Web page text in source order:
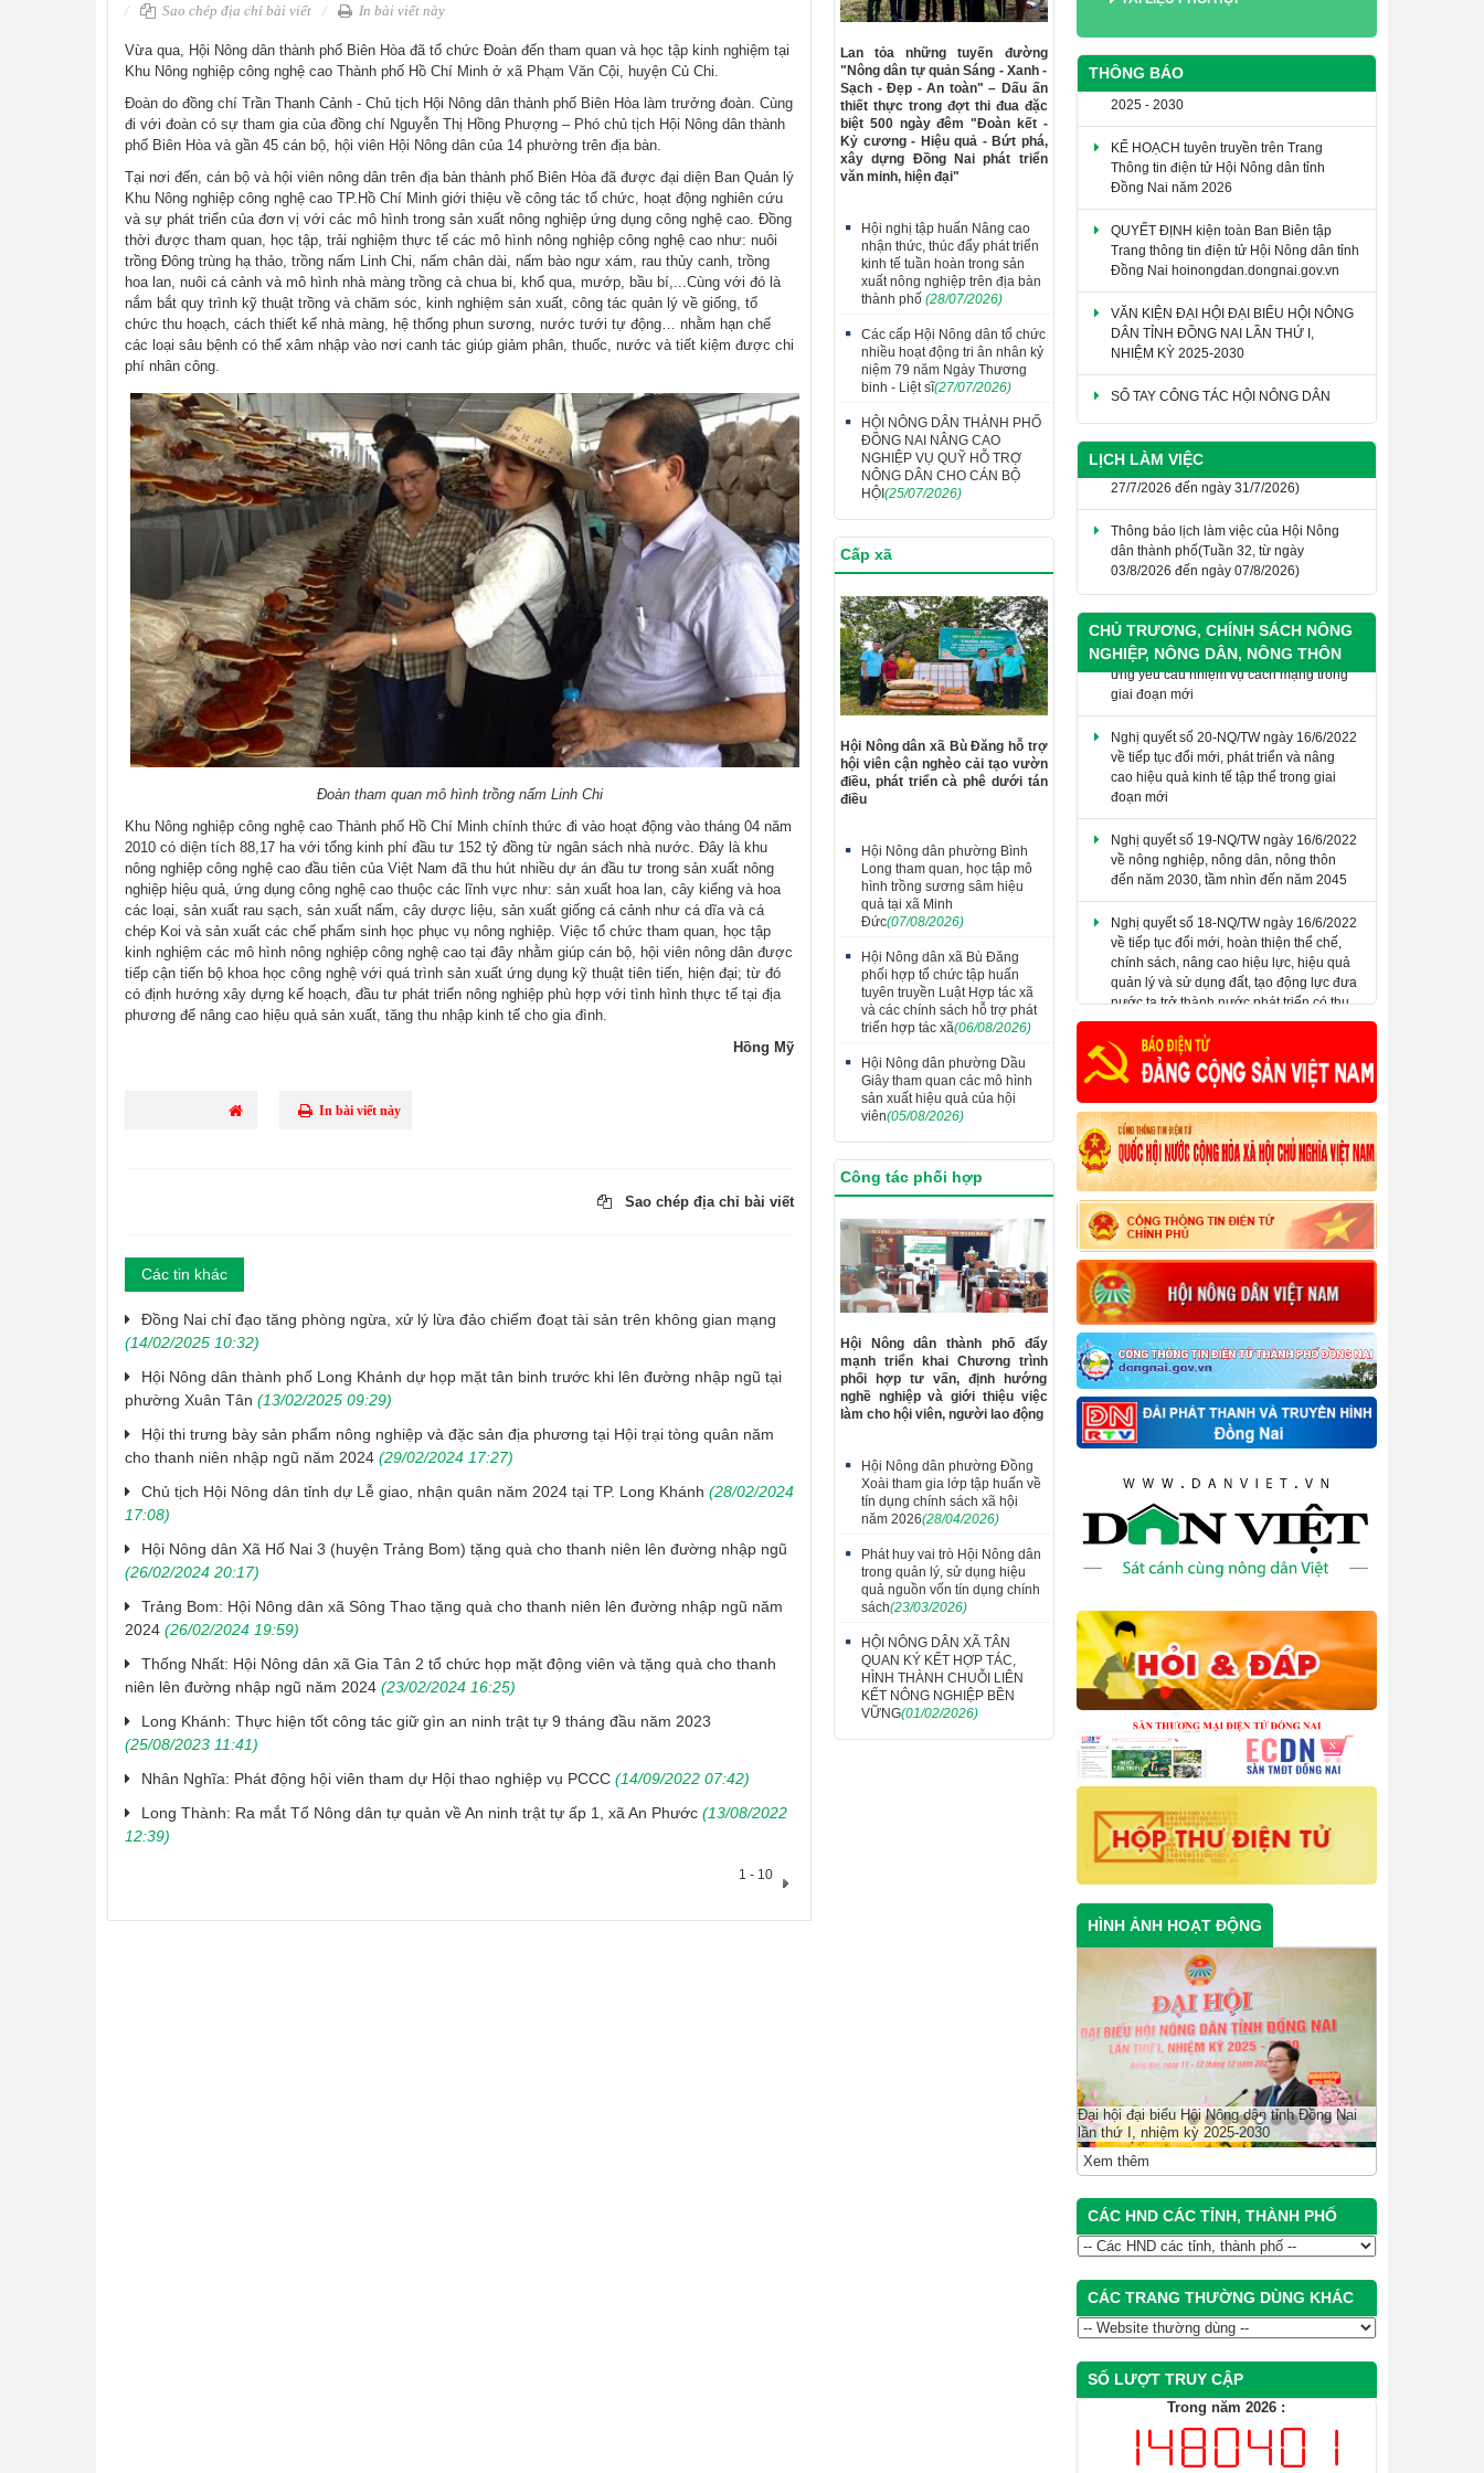
Sao chép địa chỉ bài viết In bài viết này
​Vừa qua, Hội Nông dân thành phố Biên Hòa đã tổ chức Đoàn đến tham quan và học tập kinh nghiệm tại
Khu Nông nghiệp công nghệ cao Thành phố Hồ Chí Minh ở xã Phạm Văn Cội, huyện Củ Chi.
Đoàn do đồng chí Trần Thanh Cảnh - Chủ tịch Hội Nông dân thành phố Biên Hòa làm trưởng đoàn. Cùng
đi với đoàn có sự tham gia của đồng chí Nguyễn Thị Hồng Phượng – Phó chủ tịch Hội Nông dân thành
phố Biên Hòa và gần 45 cán bộ, hội viên Hội Nông dân của 14 phường trên địa bàn.
Tại nơi đến, cán bộ và hội viên nông dân trên địa bàn thành phố Biên Hòa đã được đại diện Ban Quản lý
Khu Nông nghiệp công nghệ cao TP.Hồ Chí Minh giới thiệu về công tác tổ chức, hoạt động nghiên cứu
và sự phát triển của đơn vị với các mô hình trong sản xuất nông nghiệp ứng dụng công nghệ cao. Đồng
thời được tham quan, học tập, trải nghiệm thực tế các mô hình nông nghiệp công nghệ cao như: nuôi
trồng Đông trùng hạ thảo, trồng nấm Linh Chi, nấm chân dài, nấm bào ngư xám, rau thủy canh, trồng
hoa lan, nuôi cá cảnh và mô hình nhà màng trồng cà chua bi, khổ qua, mướp, bầu bí,...Cùng với đó là
nắm bắt quy trình kỹ thuật trồng và chăm sóc, kinh nghiệm sản xuất, công tác quản lý về giống, tổ
chức thu hoạch, cách thiết kế nhà màng, hệ thống phun sương, nước tưới tự động… nhằm hạn chế
các loại sâu bệnh có thể xâm nhập vào nơi canh tác giúp giảm phân, thuốc, nước và tiết kiệm được chi
phí nhân công.
Đoàn tham quan mô hình trồng nấm Linh Chi
Khu Nông nghiệp công nghệ cao Thành phố Hồ Chí Minh chính thức đi vào hoạt động vào tháng 04 năm
2010 có diện tích 88,17 ha với tổng kinh phí đầu tư 152 tỷ đồng từ ngân sách nhà nước. Đây là khu
nông nghiệp công nghệ cao đầu tiên của Việt Nam đã thu hút nhiều dự án đầu tư trong sản xuất nông
nghiệp hiệu quả, ứng dụng công nghệ cao thuộc các lĩnh vực như: sản xuất hoa lan, cây kiểng và hoa
các loại, sản xuất rau sạch, sản xuất nấm, cây dược liệu, sản xuất giống cá cảnh như cá dĩa và cá
chép Koi và sản xuất các chế phẩm sinh học phục vụ nông nghiệp. Việc tổ chức tham quan, học tập
kinh nghiệm các mô hình nông nghiệp công nghệ cao tại đây nhằm giúp cán bộ, hội viên nông dân được
tiếp cận tiến bộ khoa học công nghệ với quá trình sản xuất ứng dụng kỹ thuật tiên tiến, hiện đại; từ đó
có định hướng xây dựng kế hoạch, đầu tư phát triển nông nghiệp phù hợp với tình hình thực tế tại địa
phương để nâng cao hiệu quả sản xuất, tăng thu nhập kinh tế cho gia đình.
Hồng Mỹ
In bài viết này
Sao chép địa chỉ bài viết
Các tin khác
Đồng Nai chỉ đạo tăng phòng ngừa, xử lý lừa đảo chiếm đoạt tài sản trên không gian mạng
(14/02/2025 10:32)
Hội Nông dân thành phố Long Khánh dự họp mặt tân binh trước khi lên đường nhập ngũ tại
phường Xuân Tân (13/02/2025 09:29)
Hội thi trưng bày sản phẩm nông nghiệp và đặc sản địa phương tại Hội trại tòng quân năm
cho thanh niên nhập ngũ năm 2024 (29/02/2024 17:27)
Chủ tịch Hội Nông dân tỉnh dự Lễ giao, nhận quân năm 2024 tại TP. Long Khánh (28/02/2024
17:08)
Hội Nông dân Xã Hố Nai 3 (huyện Trảng Bom) tặng quà cho thanh niên lên đường nhập ngũ
(26/02/2024 20:17)
Trảng Bom: Hội Nông dân xã Sông Thao tặng quà cho thanh niên lên đường nhập ngũ năm
2024 (26/02/2024 19:59)
Thống Nhất: Hội Nông dân xã Gia Tân 2 tổ chức họp mặt động viên và tặng quà cho thanh
niên lên đường nhập ngũ năm 2024 (23/02/2024 16:25)
Long Khánh: Thực hiện tốt công tác giữ gìn an ninh trật tự 9 tháng đầu năm 2023
(25/08/2023 11:41)
Nhân Nghĩa: Phát động hội viên tham dự Hội thao nghiệp vụ PCCC (14/09/2022 07:42)
Long Thành: Ra mắt Tổ Nông dân tự quản về An ninh trật tự ấp 1, xã An Phước (13/08/2022
12:39)
1 - 10
Lan tỏa những tuyến đường
"Nông dân tự quản Sáng - Xanh -
Sạch - Đẹp - An toàn" – Dấu ấn
thiết thực trong đợt thi đua đặc
biệt 500 ngày đêm "Đoàn kết -
Kỷ cương - Hiệu quả - Bứt phá,
xây dựng Đồng Nai phát triển
văn minh, hiện đại"
Hội nghị tập huấn Nâng cao
nhận thức, thúc đẩy phát triển
kinh tế tuần hoàn trong sản
xuất nông nghiệp trên địa bàn
thành phố(28/07/2026)
Các cấp Hội Nông dân tổ chức
nhiều hoạt động tri ân nhân kỷ
niệm 79 năm Ngày Thương
binh - Liệt sĩ(27/07/2026)
HỘI NÔNG DÂN THÀNH PHỐ
ĐỒNG NAI NÂNG CAO
NGHIỆP VỤ QUỸ HỖ TRỢ
NÔNG DÂN CHO CÁN BỘ
HỘI(25/07/2026)
Cấp xã
Hội Nông dân xã Bù Đăng hỗ trợ
hội viên cận nghèo cải tạo vườn
điều, phát triển cà phê dưới tán
điều
Hội Nông dân phường Bình
Long tham quan, học tập mô
hình trồng sương sâm hiệu
quả tại xã Minh
Đức(07/08/2026)
Hội Nông dân xã Bù Đăng
phối hợp tổ chức tập huấn
tuyên truyền Luật Hợp tác xã
và các chính sách hỗ trợ phát
triển hợp tác xã(06/08/2026)
Hội Nông dân phường Dầu
Giây tham quan các mô hình
sản xuất hiệu quả của hội
viên(05/08/2026)
Công tác phối hợp
Hội Nông dân thành phố đẩy
mạnh triển khai Chương trình
phối hợp tư vấn, định hướng
nghề nghiệp và giới thiệu việc
làm cho hội viên, người lao động
Hội Nông dân phường Đồng
Xoài tham gia lớp tập huấn về
tín dụng chính sách xã hội
năm 2026(28/04/2026)
Phát huy vai trò Hội Nông dân
trong quản lý, sử dụng hiệu
quả nguồn vốn tín dụng chính
sách(23/03/2026)
HỘI NÔNG DÂN XÃ TÂN
QUAN KÝ KẾT HỢP TÁC,
HÌNH THÀNH CHUỖI LIÊN
KẾT NÔNG NGHIỆP BỀN
VỮNG(01/02/2026)
THÔNG BÁO
KẾ HOẠCH tuyên truyền trên Trang
Thông tin điện tử Hội Nông dân tỉnh
Đồng Nai năm 2026
QUYẾT ĐỊNH kiện toàn Ban Biên tập
Trang thông tin điện tử Hội Nông dân tỉnh
Đồng Nai hoinongdan.dongnai.gov.vn
VĂN KIỆN ĐẠI HỘI ĐẠI BIỂU HỘI NÔNG
DÂN TỈNH ĐỒNG NAI LẦN THỨ I,
NHIỆM KỲ 2025-2030
SỔ TAY CÔNG TÁC HỘI NÔNG DÂN
THÔNG BÁO Giới thiệu chức danh và
chữ ký của Phó Chủ tịch Hội Nông dân
thành phố Đồng Nai khóa I, nhiệm kỳ
2025 - 2030
LỊCH LÀM VIỆC
Thông báo lịch làm việc của Hội Nông
dân thành phố(Tuần 32, từ ngày
03/8/2026 đến ngày 07/8/2026)
THÔNG BÁO Lịch làm việc của Hội Nông
dân thành phố (Tuần 31, từ ngày
27/7/2026 đến ngày 31/7/2026)
CHỦ TRƯƠNG, CHÍNH SÁCH NÔNG
NGHIỆP, NÔNG DÂN, NÔNG THÔN
Nghị quyết số 20-NQ/TW ngày 16/6/2022
cao hiệu quả kinh tế tập thể trong giai
đoạn mới
Nghị quyết số 19-NQ/TW ngày 16/6/2022
đến năm 2030, tầm nhìn đến năm 2045
Nghị quyết số 18-NQ/TW ngày 16/6/2022
chính sách, nâng cao hiệu lực, hiệu quả
quản lý và sử dụng đất, tạo động lực đưa
nước ta trở thành nước phát triển có thu
nhập cao.
dụng công nghệ cao, nông nghiệp theo
hướng hữu cơ gắn với công nghiệp chế
biến và thị trường tiêu thụ sản phẩm trên
​Nghị quyết số 07-NQ/HNDTW ngày
05/02/2025 của Ban Chấp hành Trung
ương Hội Nông dân Việt Nam (khóa VIII)
về đổi mới và nâng cao chất lượng công
tác tuyên truyền, vận động nông dân đáp
ứng yêu cầu nhiệm vụ cách mạng trong
giai đoạn mới
HÌNH ẢNH HOẠT ĐỘNG
Đại hội đại biểu Hội Nông dân tỉnh Đồng Nai
lần thứ I, nhiệm kỳ 2025-2030
Xem thêm
CÁC HND CÁC TỈNH, THÀNH PHỐ
CÁC TRANG THƯỜNG DÙNG KHÁC
SỐ LƯỢT TRUY CẬP
Trong năm 2026 :